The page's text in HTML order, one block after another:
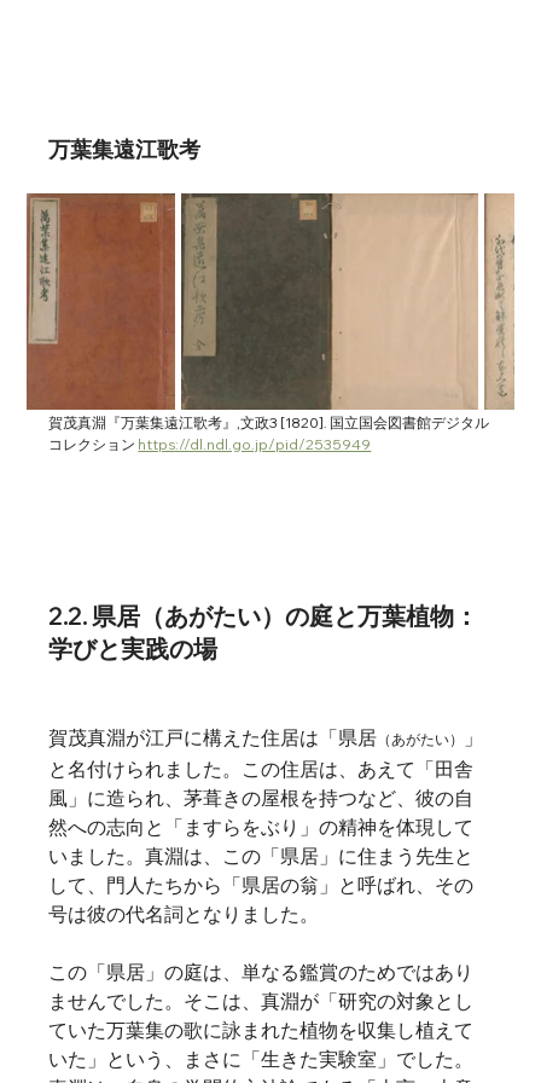
万葉集遠江歌考
賀茂真淵『万葉集遠江歌考』,文政3 [1820]. 国立国会図書館デジタル
コレクション https://dl.ndl.go.jp/pid/2535949
2.2. 県居（あがたい）の庭と万葉植物：
学びと実践の場
賀茂真淵が江戸に構えた住居は「県居 （あがたい）
」
と名付けられました。この住居は、あえて「田舎
風」に造られ、茅葺きの屋根を持つなど、彼の自
然への志向と「ますらをぶり」の精神を体現して
いました。真淵は、この「県居」に住まう先生と
して、門人たちから「県居の翁」と呼ばれ、その
号は彼の代名詞となりました。
この「県居」の庭は、単なる鑑賞のためではあり
ませんでした。そこは、真淵が「研究の対象とし
ていた万葉集の歌に詠まれた植物を収集し植えて
いた」という、まさに「生きた実験室」でした。